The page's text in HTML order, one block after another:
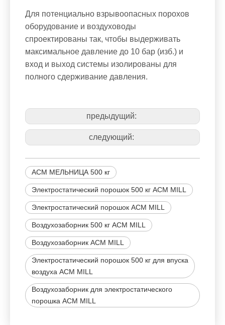
Для потенциально взрывоопасных порохов
оборудование и воздуховоды
спроектированы так, чтобы выдерживать
максимальное давление до 10 бар (изб.) и
вход и выход системы изолированы для
полного сдерживание давления.
предыдущий:
следующий:
ACM МЕЛЬНИЦА 500 кг
Электростатический порошок 500 кг ACM MILL
Электростатический порошок ACM MILL
Воздухозаборник 500 кг ACM MILL
Воздухозаборник ACM MILL
Электростатический порошок 500 кг для впуска
воздуха ACM MILL
Воздухозаборник для электростатического
порошка ACM MILL